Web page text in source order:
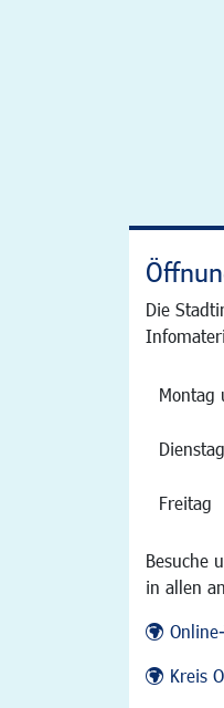
Die
Montag
Freitag
Besuche
in allen
Kreis